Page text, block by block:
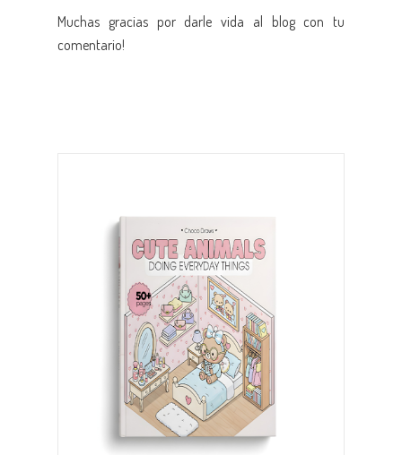
Muchas gracias por darle vida al blog con tu
comentario!